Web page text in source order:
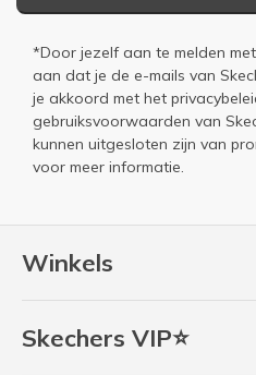
Winkels
Skechers VIP⭐
*Door jezelf aan te melden
aan dat je de e-mails van
je akkoord met het
gebruiksvoorwaarden van
kunnen uitgesloten zijn van
voor meer informatie.